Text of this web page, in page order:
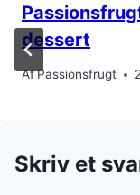
dessert
AfPassionsfrugt
Skriv et